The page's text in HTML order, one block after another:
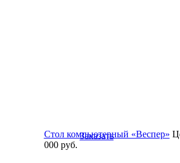
Стол компьютерный «Веспер»
000руб.
Заказать